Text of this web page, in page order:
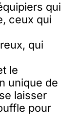
qui
ceux qui
qui
le
unique de
laisser
pour